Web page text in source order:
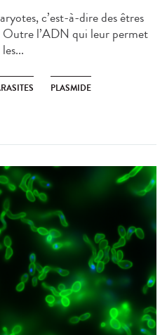
c’est-à-dire des êtres
Outre l’ADN qui leur permet
PLASMIDE